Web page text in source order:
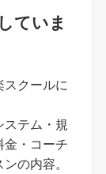
ていま
スクールに
ステム・規
金・コーチ
の内容。